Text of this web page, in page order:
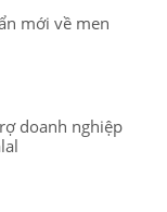
mới về men
doanh nghiệp